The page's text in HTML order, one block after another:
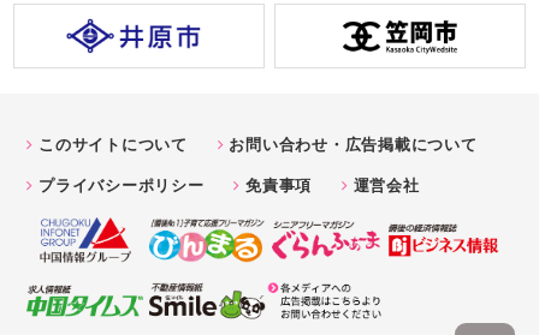
このサイトについて
お問い合わせ・広告掲載について
プライバシーポリシー
免責事項 運営会社